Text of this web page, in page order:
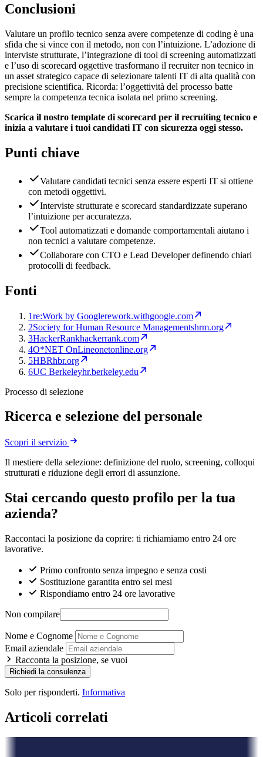
Conclusioni
Valutare un profilo tecnico senza avere competenze di coding è una
sfida che si vince con il metodo, non con l’intuizione. L’adozione di
interviste strutturate, l’integrazione di tool di screening automatizzati
e l’uso di scorecard oggettive trasformano il recruiter non tecnico in
un asset strategico capace di selezionare talenti IT di alta qualità con
precisione scientifica. Ricorda: l’oggettività del processo batte
sempre la competenza tecnica isolata nel primo screening.
Scarica il nostro template di scorecard per il recruiting tecnico e
inizia a valutare i tuoi candidati IT con sicurezza oggi stesso.
Punti chiave
Valutare candidati tecnici senza essere esperti IT si ottiene
con metodi oggettivi.
Interviste strutturate e scorecard standardizzate superano
l’intuizione per accuratezza.
Tool automatizzati e domande comportamentali aiutano i
non tecnici a valutare competenze.
Collaborare con CTO e Lead Developer definendo chiari
protocolli di feedback.
Fonti
1re:Work by Googlerework.withgoogle.com
2Society for Human Resource Managementshrm.org
3HackerRankhackerrank.com
4O*NET OnLineonetonline.org
5HBRhbr.org
6UC Berkeleyhr.berkeley.edu
Processo di selezione
Ricerca e selezione del personale
Scopri il servizio
Il mestiere della selezione: definizione del ruolo, screening, colloqui
strutturati e riduzione degli errori di assunzione.
Stai cercando questo profilo per la tua
azienda?
Raccontaci la posizione da coprire: ti richiamiamo entro 24 ore
lavorative.
Primo confronto senza impegno e senza costi
Sostituzione garantita entro sei mesi
Rispondiamo entro 24 ore lavorative
Non compilare
Nome e Cognome
Email aziendale
Racconta la posizione, se vuoi
Richiedi la consulenza
Solo per risponderti. Informativa
Articoli correlati